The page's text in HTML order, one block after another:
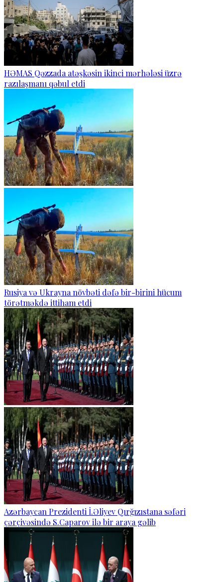
HƏMAS Qəzzada atəşkəsin ikinci mərhələsi üzrə
razılaşmanı qəbul etdi
Rusiya və Ukrayna növbəti dəfə bir-birini hücum
törətməkdə ittiham etdi
Azərbaycan Prezidenti İ.Əliyev Qırğızıstana səfəri
çərçivəsində S.Caparov ilə bir araya gəlib